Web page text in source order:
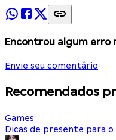
Encontrou algum erro
Envie seu comentário
Recomendados
Games
Dicas de presente para o